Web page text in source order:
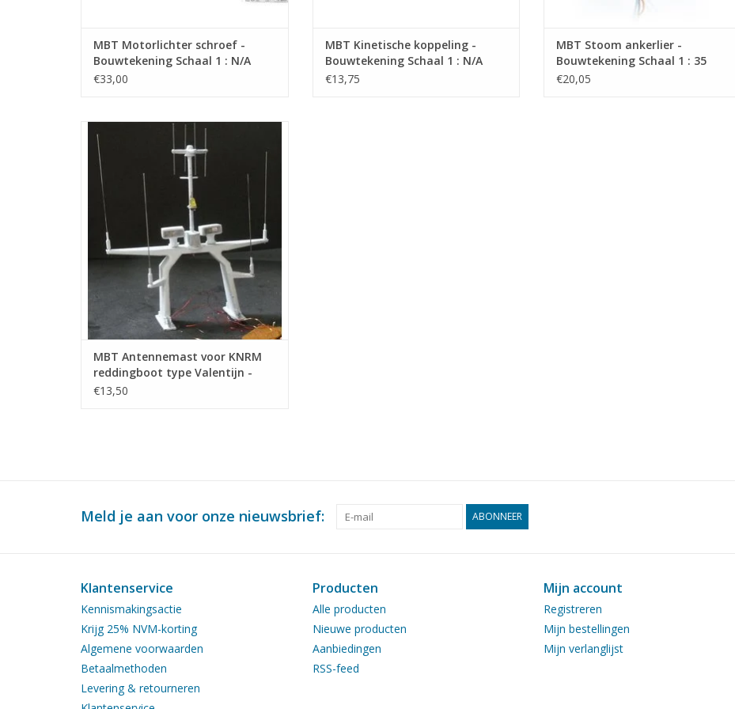
MBT Motorlichter schroef -
Bouwtekening Schaal 1 : N/A
(11.17.008)
€33,00
MBT Kinetische koppeling -
Bouwtekening Schaal 1 : N/A
(11.17.009)
€13,75
MBT Stoom ankerlier -
Bouwtekening Schaal 1 : 35
(11.17.010)
€20,05
Antennemast voor KNRM reddingboot
type Valentijn
TOEVOEGEN AAN WINKELWAGEN
MBT Antennemast voor KNRM
reddingboot type Valentijn -
Bouwtekening Schaal 1 : XX
€13,50
Meld je aan voor onze nieuwsbrief: ABONNEER
Klantenservice
Kennismakingsactie
Krijg 25% NVM-korting
Algemene voorwaarden
Betaalmethoden
Levering & retourneren
Producten
Alle producten
Nieuwe producten
Aanbiedingen
RSS-feed
Mijn account
Registreren
Mijn bestellingen
Mijn verlanglijst